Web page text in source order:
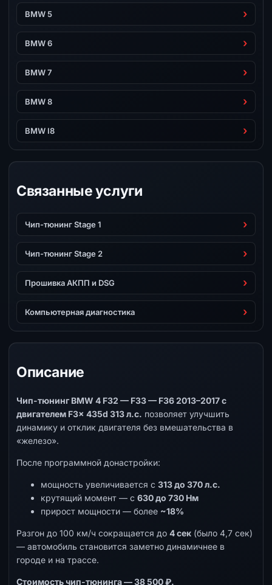
BMW 5
BMW 6
BMW 7
BMW 8
BMW I8
Связанные услуги
Чип-тюнинг Stage 1
Чип-тюнинг Stage 2
Прошивка АКПП и DSG
Компьютерная диагностика
Описание
Чип-тюнинг BMW 4 F32 — F33 — F36 2013–2017 с
двигателем F3x 435d 313 л.с. позволяет улучшить
динамику и отклик двигателя без вмешательства в
«железо».
После программной донастройки:
мощность увеличивается с 313 до 370 л.с.
крутящий момент — с 630 до 730 Нм
прирост мощности — более ~18%
Разгон до 100 км/ч сокращается до 4 сек (было 4,7 сек)
— автомобиль становится заметно динамичнее в
городе и на трассе.
Стоимость чип-тюнинга — 38 500 ₽.